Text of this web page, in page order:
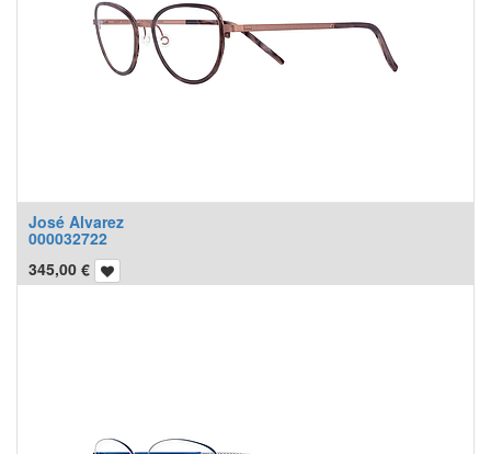
José Alvarez
000032722
345,00 €